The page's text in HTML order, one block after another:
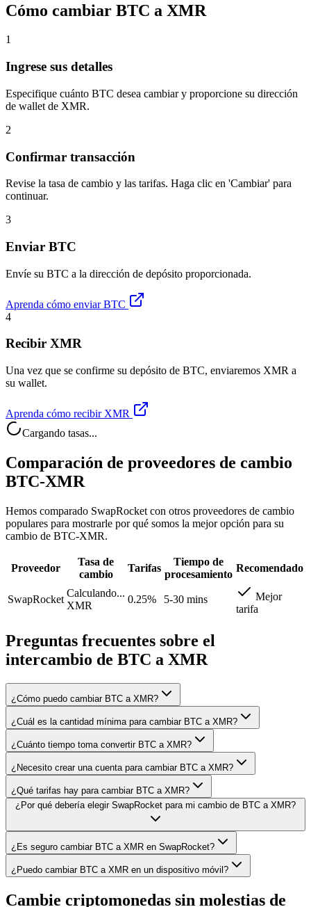
Cómo cambiar BTC a XMR
1
Ingrese sus detalles
Especifique cuánto BTC desea cambiar y proporcione su dirección
de wallet de XMR.
2
Confirmar transacción
Revise la tasa de cambio y las tarifas. Haga clic en 'Cambiar' para
continuar.
3
Enviar BTC
Envíe su BTC a la dirección de depósito proporcionada.
Aprenda cómo enviar BTC
4
Recibir XMR
Una vez que se confirme su depósito de BTC, enviaremos XMR a
su wallet.
Aprenda cómo recibir XMR
Cargando tasas...
Comparación de proveedores de cambio
BTC-XMR
Hemos comparado SwapRocket con otros proveedores de cambio
populares para mostrarle por qué somos la mejor opción para su
cambio de BTC-XMR.
Proveedor
Tasa de
cambio
Tarifas
Tiempo de
procesamiento
Recomendado
SwapRocket
Calculando...
XMR
0.25% 5-30 mins
Mejor
tarifa
Preguntas frecuentes sobre el
intercambio de BTC a XMR
¿Cómo puedo cambiar BTC a XMR?
¿Cuál es la cantidad mínima para cambiar BTC a XMR?
¿Cuánto tiempo toma convertir BTC a XMR?
¿Necesito crear una cuenta para cambiar BTC a XMR?
¿Qué tarifas hay para cambiar BTC a XMR?
¿Por qué debería elegir SwapRocket para mi cambio de BTC a XMR?
¿Es seguro cambiar BTC a XMR en SwapRocket?
¿Puedo cambiar BTC a XMR en un dispositivo móvil?
Cambie criptomonedas sin molestias de